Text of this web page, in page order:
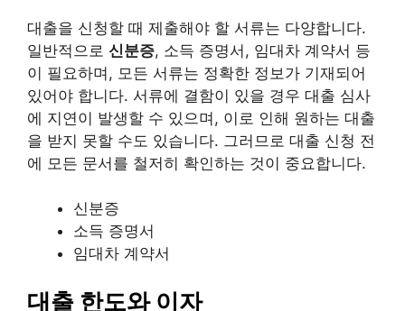
대출을 신청할 때 제출해야 할 서류는 다양합니다.
일반적으로 신분증, 소득 증명서, 임대차 계약서 등
이 필요하며, 모든 서류는 정확한 정보가 기재되어
있어야 합니다. 서류에 결함이 있을 경우 대출 심사
에 지연이 발생할 수 있으며, 이로 인해 원하는 대출
을 받지 못할 수도 있습니다. 그러므로 대출 신청 전
에 모든 문서를 철저히 확인하는 것이 중요합니다.
신분증
소득 증명서
임대차 계약서
대출 한도와 이자